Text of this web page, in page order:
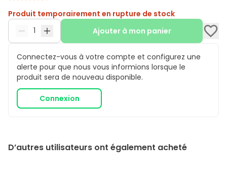
Produit temporairement en rupture de stock
Ajouter à mon panier
Connectez-vous à votre compte et configurez une
alerte pour que nous vous informions lorsque le
produit sera de nouveau disponible.
Connexion
D’autres utilisateurs ont également acheté